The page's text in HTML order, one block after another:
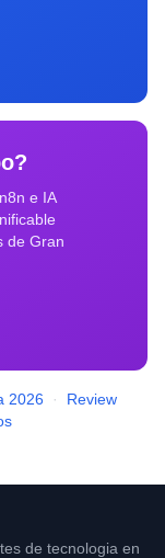
e IA
de Gran
2026 ·
Review
de tecnologia en